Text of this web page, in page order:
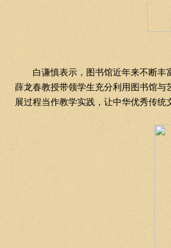
白谦慎表示，图书馆近年来不断
薛龙春教授带领学生充分利用图书馆
展过程当作教学实践，让中华优秀传